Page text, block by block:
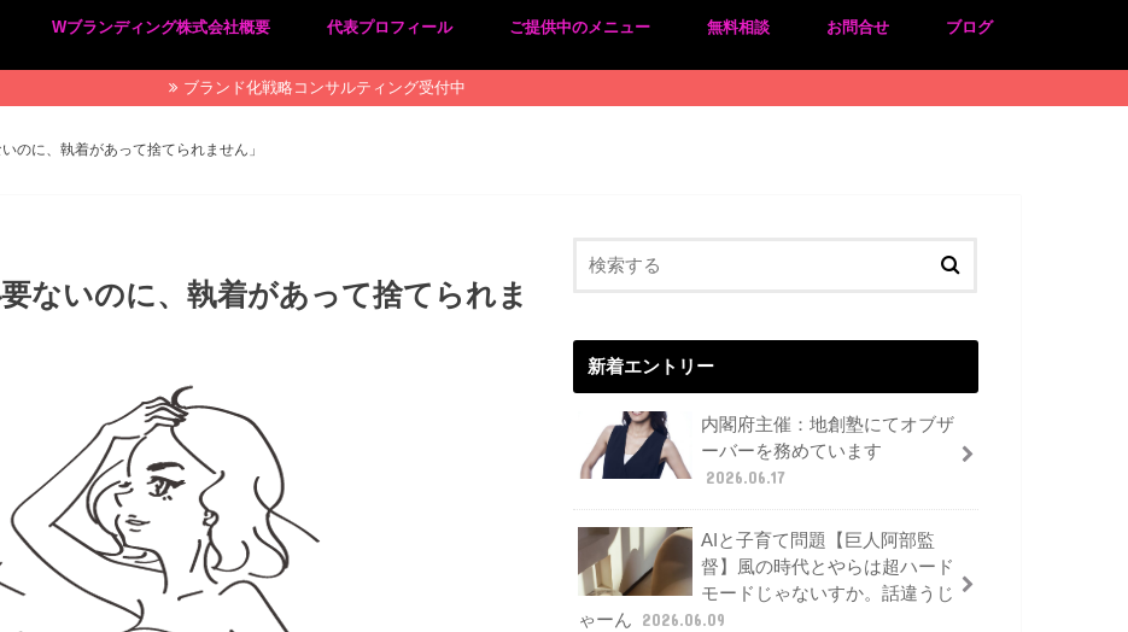
Wブランディング株式会社概要
プライバシーポリシー
特定商取引法に基づく表記
代表プロフィール ご提供中のメニュー 無料相談 お問合せ ブログ
ブランド化戦略コンサルティング受付中
のに、執着があって捨てられません」
ないのに、執着があって捨てられま
新着エントリー
内閣府主催：地創塾にてオブザ
ーバーを務めています
2026.06.17
AIと子育て問題【巨人阿部監
督】風の時代とやらは超ハード
モードじゃないすか。話違うじ
ゃーん
2026.06.09